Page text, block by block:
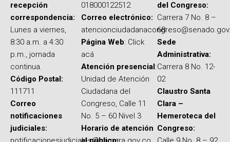
recepción
correspondencia:
Lunes a viernes,
8:30 a.m. a 4:30
p.m., jornada
continua.
Código Postal:
111711
Correo
notificaciones
judiciales:
018000122512
Correo electrónico:
Página Web: Click
acá
Atención presencial :
Unidad de Atención
Ciudadana del
Congreso, Calle 11
No. 5 – 60 Nivel 3
Horario de atención
del Congreso:
Carrera 7 No. 8 –
68
Sede
Administrativa:
Carrera 8 No. 12-
02
Claustro Santa
Clara –
Hemeroteca del
Congreso: